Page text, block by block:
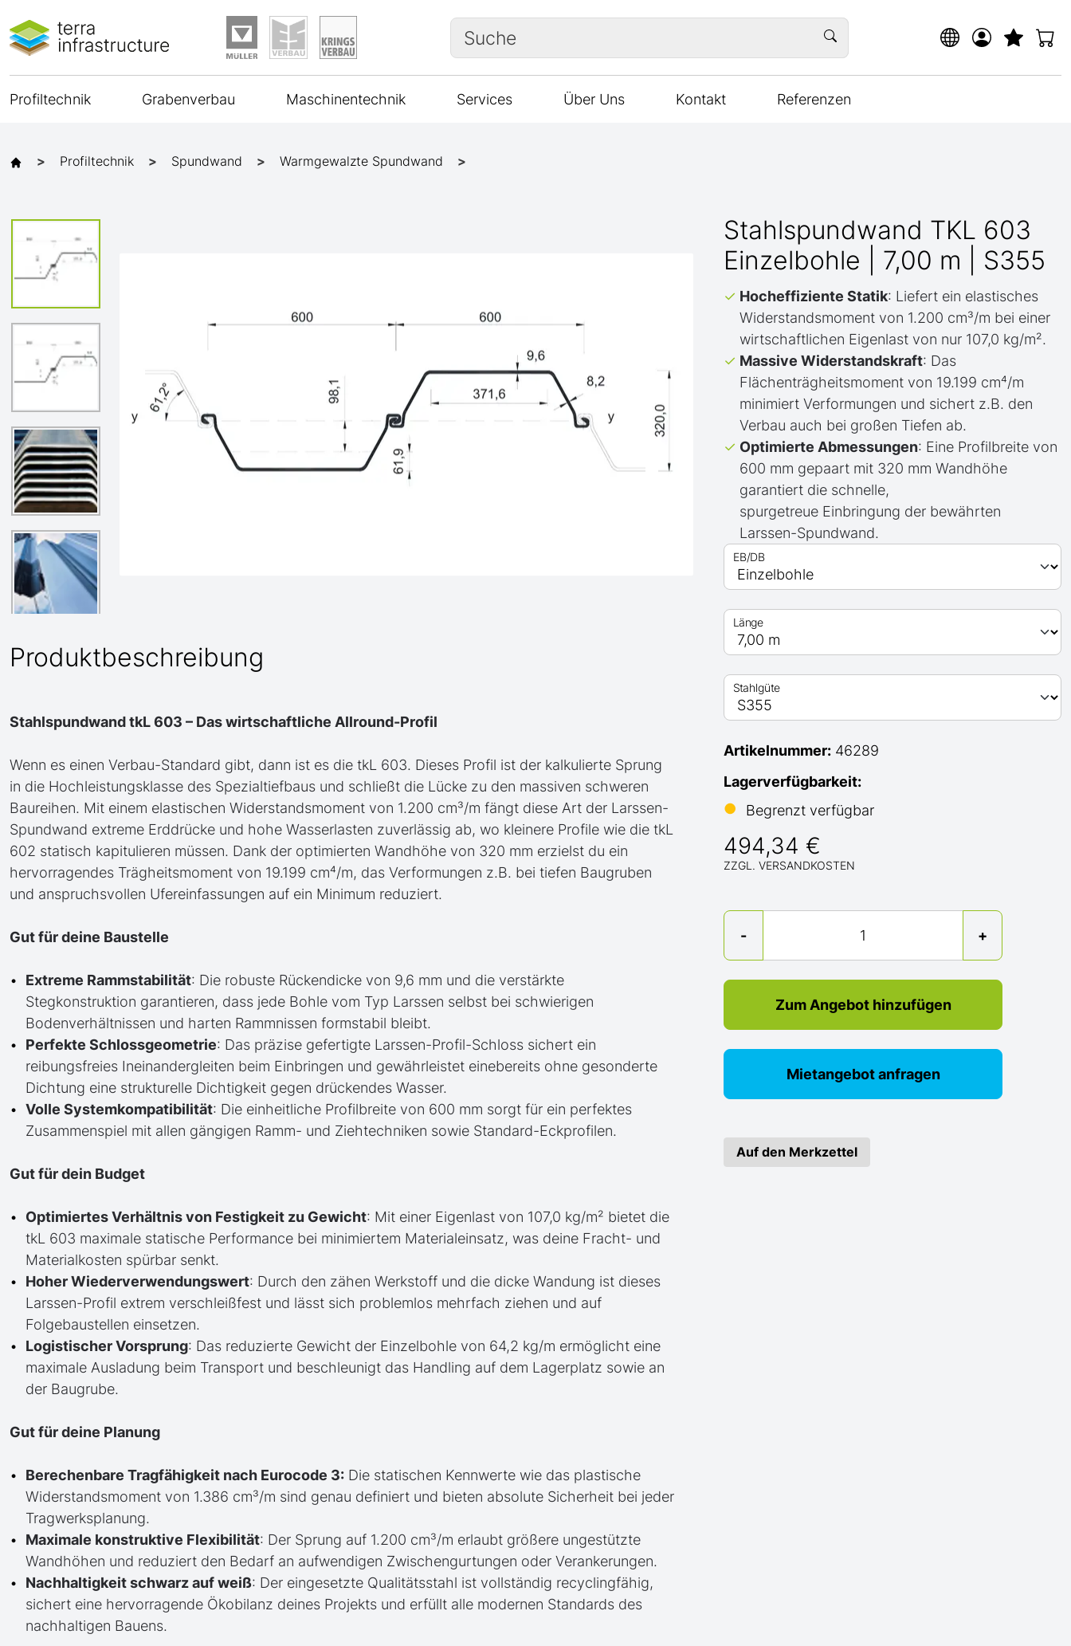
Suche
Profiltechnik Grabenverbau Maschinentechnik Services Über Uns Kontakt Referenzen
Profiltechnik Spundwand Warmgewalzte Spundwand
Produktbeschreibung
Stahlspundwand tkL 603 – Das wirtschaftliche Allround-Profil
Wenn es einen Verbau-Standard gibt, dann ist es die tkL 603. Dieses Profil ist der kalkulierte Sprung
in die Hochleistungsklasse des Spezialtiefbaus und schließt die Lücke zu den massiven schweren
Baureihen. Mit einem elastischen Widerstandsmoment von 1.200 cm³/m fängt diese Art der Larssen-
Spundwand extreme Erddrücke und hohe Wasserlasten zuverlässig ab, wo kleinere Profile wie die tkL
602 statisch kapitulieren müssen. Dank der optimierten Wandhöhe von 320 mm erzielst du ein
hervorragendes Trägheitsmoment von 19.199 cm⁴/m, das Verformungen z.B. bei tiefen Baugruben
und anspruchsvollen Ufereinfassungen auf ein Minimum reduziert.
Gut für deine Baustelle
Extreme Rammstabilität: Die robuste Rückendicke von 9,6 mm und die verstärkte
Stegkonstruktion garantieren, dass jede Bohle vom Typ Larssen selbst bei schwierigen
Bodenverhältnissen und harten Rammnissen formstabil bleibt.
Perfekte Schlossgeometrie: Das präzise gefertigte Larssen-Profil-Schloss sichert ein
reibungsfreies Ineinandergleiten beim Einbringen und gewährleistet einebereits ohne gesonderte
Dichtung eine strukturelle Dichtigkeit gegen drückendes Wasser.
Volle Systemkompatibilität: Die einheitliche Profilbreite von 600 mm sorgt für ein perfektes
Zusammenspiel mit allen gängigen Ramm- und Ziehtechniken sowie Standard-Eckprofilen.
Gut für dein Budget
Optimiertes Verhältnis von Festigkeit zu Gewicht: Mit einer Eigenlast von 107,0 kg/m² bietet die
tkL 603 maximale statische Performance bei minimiertem Materialeinsatz, was deine Fracht- und
Materialkosten spürbar senkt.
Hoher Wiederverwendungswert: Durch den zähen Werkstoff und die dicke Wandung ist dieses
Larssen-Profil extrem verschleißfest und lässt sich problemlos mehrfach ziehen und auf
Folgebaustellen einsetzen.
Logistischer Vorsprung: Das reduzierte Gewicht der Einzelbohle von 64,2 kg/m ermöglicht eine
maximale Ausladung beim Transport und beschleunigt das Handling auf dem Lagerplatz sowie an
der Baugrube.
Gut für deine Planung
Berechenbare Tragfähigkeit nach Eurocode 3: Die statischen Kennwerte wie das plastische
Widerstandsmoment von 1.386 cm³/m sind genau definiert und bieten absolute Sicherheit bei jeder
Tragwerksplanung.
Maximale konstruktive Flexibilität: Der Sprung auf 1.200 cm³/m erlaubt größere ungestützte
Wandhöhen und reduziert den Bedarf an aufwendigen Zwischengurtungen oder Verankerungen.
Nachhaltigkeit schwarz auf weiß: Der eingesetzte Qualitätsstahl ist vollständig recyclingfähig,
sichert eine hervorragende Ökobilanz deines Projekts und erfüllt alle modernen Standards des
nachhaltigen Bauens.
Stahlspundwand TKL 603
Einzelbohle | 7,00 m | S355
Hocheffiziente Statik: Liefert ein elastisches
Widerstandsmoment von 1.200 cm³/m bei einer
wirtschaftlichen Eigenlast von nur 107,0 kg/m².
Massive Widerstandskraft: Das
Flächenträgheitsmoment von 19.199 cm⁴/m
minimiert Verformungen und sichert z.B. den
Verbau auch bei großen Tiefen ab.
Optimierte Abmessungen: Eine Profilbreite von
600 mm gepaart mit 320 mm Wandhöhe
garantiert die schnelle,
spurgetreue Einbringung der bewährten
Larssen-Spundwand.
EB/DB
Länge
Stahlgüte
Artikelnummer: 46289
Lagerverfügbarkeit:
●
Begrenzt verfügbar
494,34 €
ZZGL. VERSANDKOSTEN
-
Menge
+
Zum Angebot hinzufügen
Mietangebot anfragen
Auf den Merkzettel